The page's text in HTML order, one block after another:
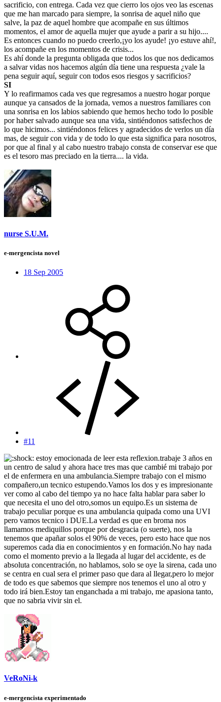
sacrificio, con entrega. Cada vez que cierro los ojos veo las escenas
que me han marcado para siempre, la sonrisa de aquel niño que
salve, la paz de aquel hombre que acompañe en sus últimos
momentos, el amor de aquella mujer que ayude a parir a su hijo....
Es entonces cuando no puedo creerlo,¡yo los ayude! ¡yo estuve ahí!,
los acompañe en los momentos de crisis...
Es ahí donde la pregunta obligada que todos los que nos dedicamos
a salvar vidas nos hacemos algún día tiene una respuesta ¿vale la
pena seguir aquí, seguir con todos esos riesgos y sacrificios?
SI
Y lo reafirmamos cada ves que regresamos a nuestro hogar porque
aunque ya cansados de la jornada, vemos a nuestros familiares con
una sonrisa en los labios sabiendo que hemos hecho todo lo posible
por haber salvado aunque sea una vida, sintiéndonos satisfechos de
lo que hicimos... sintiéndonos felices y agradecidos de verlos un día
mas, de seguir con vida y de todo lo que esta significa para nosotros,
por que al final y al cabo nuestro trabajo consta de conservar ese que
es el tesoro mas preciado en la tierra.... la vida.
nurse S.U.M.
e-mergencista novel
18 Sep 2005
#11
estoy emocionada de leer esta reflexion.trabaje 3 años en
un centro de salud y ahora hace tres mas que cambié mi trabajo por
el de enfermera en una ambulancia.Siempre trabajo con el mismo
compañero,un tecnico estupendo.Vamos los dos y es impresionante
ver como al cabo del tiempo ya no hace falta hablar para saber lo
que necesita el uno del otro,somos un equipo.Es un sistema de
trabajo peculiar porque es una ambulancia quipada como una UVI
pero vamos tecnico i DUE.La verdad es que en broma nos
llamamos mediquillos porque por desgracia (o suerte), nos la
tenemos que apañar solos el 90% de veces, pero esto hace que nos
superemos cada dia en conocimientos y en formación.No hay nada
como el momento previo a la llegada al lugar del accidente, es de
absoluta concentración, no hablamos, solo se oye la sirena, cada uno
se centra en cual sera el primer paso que dara al llegar,pero lo mejor
de todo es que sabemos que siempre nos tenemos el uno al otro y
todo irá bien.Estoy tan enganchada a mi trabajo, me apasiona tanto,
que no sabria vivir sin el.
VeRoNi-k
e-mergencista experimentado